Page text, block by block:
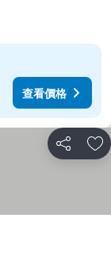
查看價格
分享 加